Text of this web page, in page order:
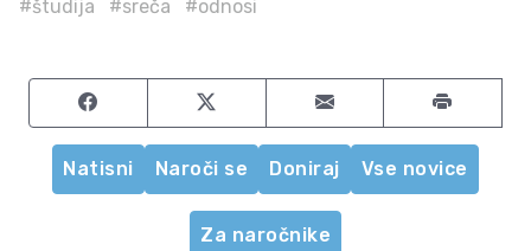
#študija #sreča #odnosi
Share on FacebookShare on TwitterShare by email
Natisni Naroči se Doniraj Vse novice
Za naročnike